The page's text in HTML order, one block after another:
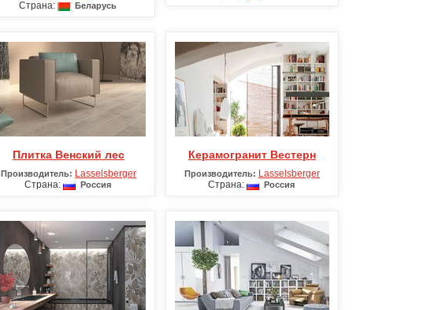
Страна:
Беларусь
Плитка Венский лес
Производитель: Lasselsberger
Страна:
Россия
Керамогранит Вестерн
Производитель: Lasselsberger
Страна:
Россия